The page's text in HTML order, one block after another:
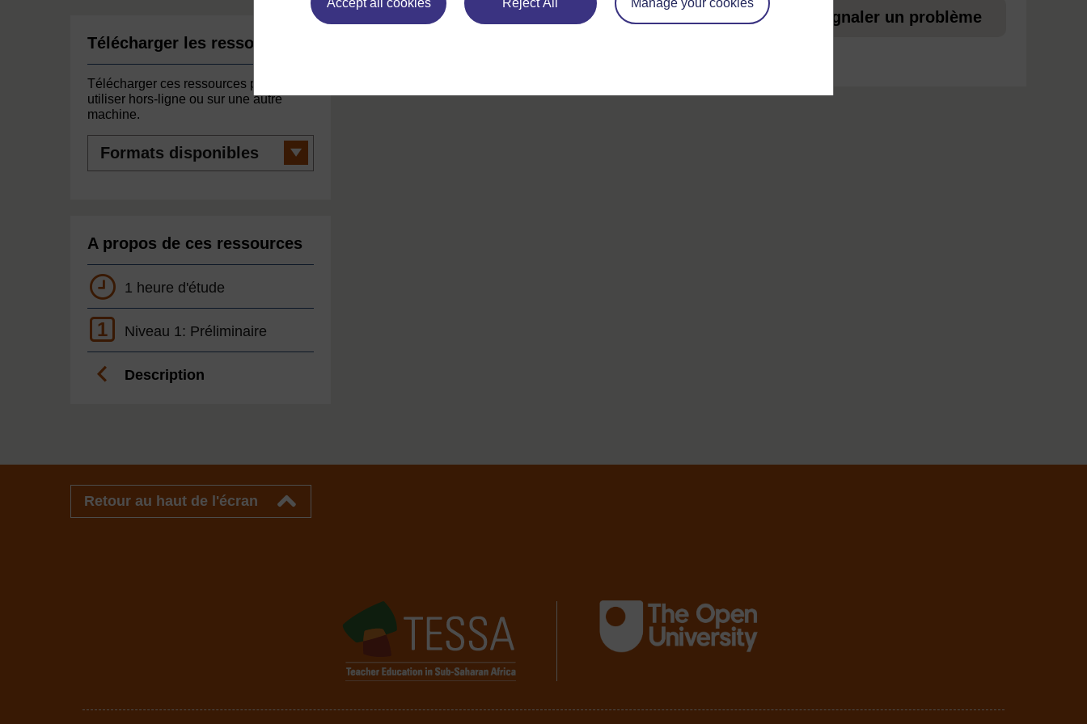
Accept all cookies Reject All Manage your cookies
Télécharger les ressources
Télécharger ces ressources pour les
utiliser hors-ligne ou sur une autre
machine.
disponibles
A propos de ces ressources
1 heure d'étude
1 Niveau 1: Préliminaire
Description
Si vous avez un souci quelconque concernant ce site, veuillez
nous contacter ici
Signaler un problème
Retour au haut de l'écran